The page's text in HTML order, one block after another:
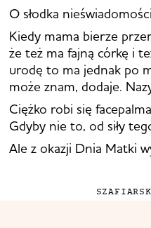
O słodka
Kiedy mama bierze
że też ma fajną córkę i
urodę to ma jednak po
może znam, dodaje.
Ciężko robi się
Gdyby nie to, od siły
Ale z okazji Dnia Matki